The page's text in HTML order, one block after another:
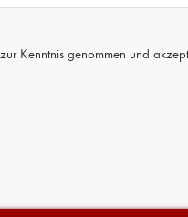
zur Kenntnis genommen und